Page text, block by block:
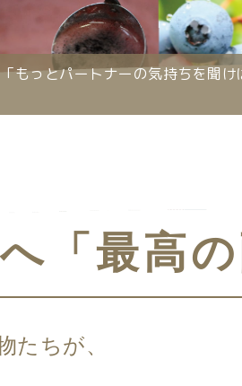
もっとパートナーの気持ちを聞
「最高
たちが、